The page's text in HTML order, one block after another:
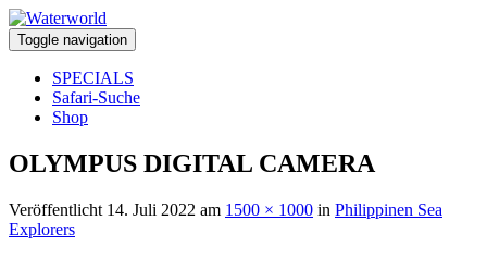
Toggle navigation
SPECIALS
Safari-Suche
Shop
OLYMPUS DIGITAL CAMERA
Veröffentlicht 14. Juli 2022 am 1500 × 1000 in Philippinen Sea
Explorers